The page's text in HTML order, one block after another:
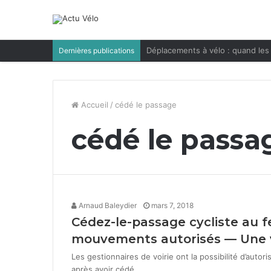
Dernières publications Déplacements à vélo : quand
Accueil / cédé le passage
cédé le
Arnaud Baleydier mars 7, 2018
Cédez-le-passage cycliste au
mouvements autorisés — Une
Les ges­tion­naires de voirie ont la pos­si­bil­ité